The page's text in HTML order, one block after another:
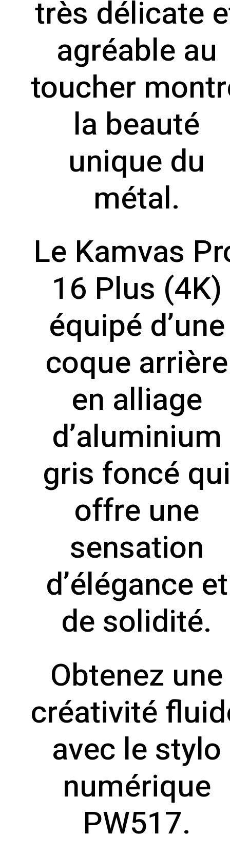
très délicate
agréable au
toucher
la beauté
unique du
métal.
Le Kamvas
16 Plus (4K)
équipé d’une
coque arrière
en alliage
d’aluminium
gris foncé qui
offre une
sensation
d’élégance et
de solidité.
Obtenez une
créativité
avec le stylo
numérique
PW517.